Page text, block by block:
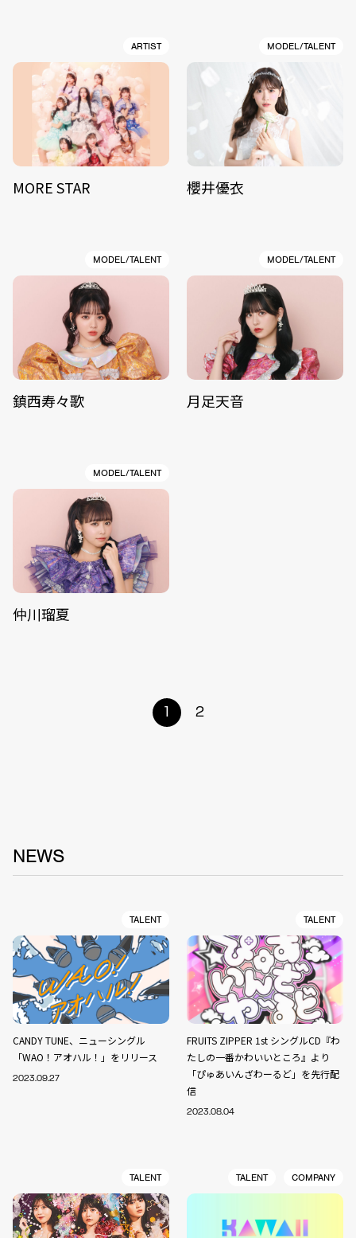
ARTIST
MORE STAR
MODEL/TALENT
櫻井優衣
MODEL/TALENT
鎮西寿々歌
MODEL/TALENT
月足天音
MODEL/TALENT
仲川瑠夏
1 2
NEWS
TALENT
CANDY TUNE、ニューシングル
「WAO！アオハル！」をリリース
2023.09.27
TALENT
FRUITS ZIPPER 1st シングルCD『わ
たしの一番かわいいところ』より
「ぴゅあいんざわーるど」を先行配
信
2023.08.04
TALENT TALENT COMPANY